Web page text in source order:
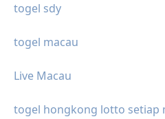
togel sdy
togel macau
Live Macau
togel hongkong lotto setiap